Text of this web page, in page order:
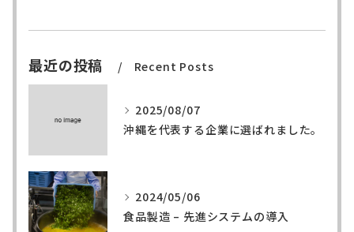
最近の投稿 Recent Posts
2025/08/07
沖縄を代表する企業に選ばれました。
2024/05/06
食品製造 – 先進システムの導入